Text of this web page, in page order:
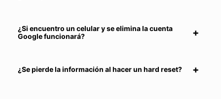
¿Si encuentro un celular y se elimina la cuenta
Google funcionará?
¿Se pierde la información al hacer un hard reset?